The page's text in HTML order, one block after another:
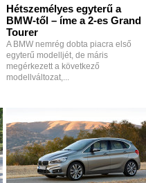
Hétszemélyes egyterű a
BMW-től – íme a 2-es Grand
Tourer
A BMW nemrég dobta piacra első
egyterű modelljét, de máris
megérkezett a következő
modellváltozat,...